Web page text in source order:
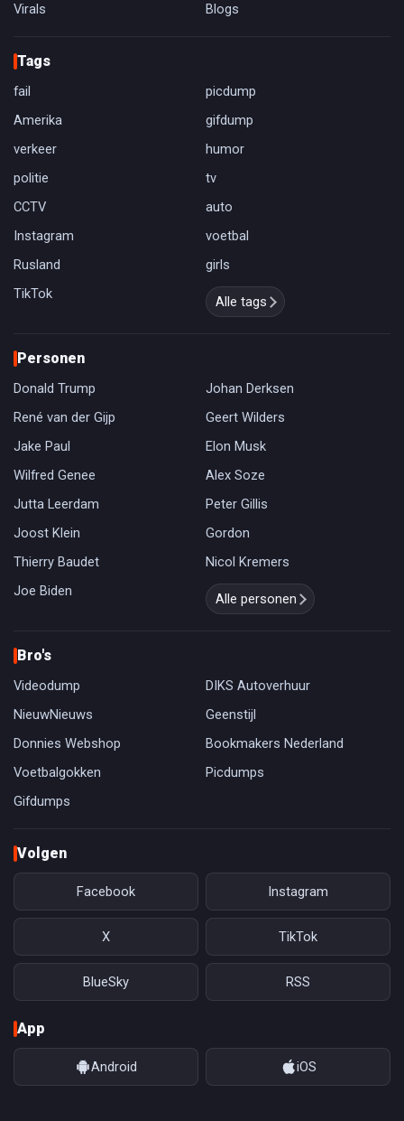
Virals
Blogs
Tags
fail
picdump
Amerika
gifdump
verkeer
humor
politie
tv
CCTV
auto
Instagram
voetbal
Rusland
girls
TikTok
Alle tags
Personen
Donald Trump
Johan Derksen
René van der Gijp
Geert Wilders
Jake Paul
Elon Musk
Wilfred Genee
Alex Soze
Jutta Leerdam
Peter Gillis
Joost Klein
Gordon
Thierry Baudet
Nicol Kremers
Joe Biden
Alle personen
Bro's
Videodump
DIKS Autoverhuur
NieuwNieuws
Geenstijl
Donnies Webshop
Bookmakers Nederland
Voetbalgokken
Picdumps
Gifdumps
Volgen
Facebook Instagram
X TikTok
BlueSky RSS
App
Android iOS